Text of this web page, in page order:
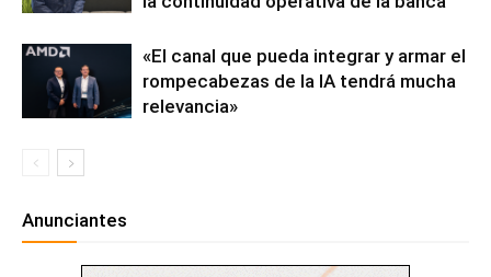
«El canal que pueda integrar y armar el
rompecabezas de la IA tendrá mucha
relevancia»
Anunciantes